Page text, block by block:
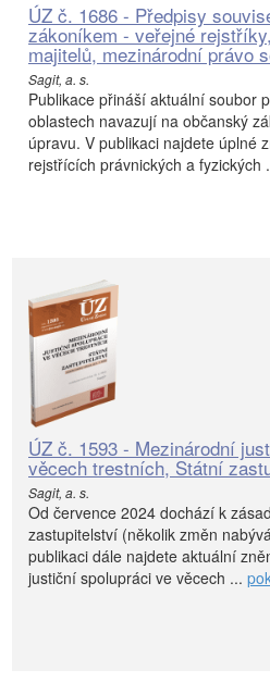
ÚZ č. 1686 - Předpisy
zákoníkem - veřejné
majitelů, mezinárodní právo
Sagit, a. s.
Publikace přináší aktuální soubor
oblastech navazují na občanský
úpravu. V publikaci najdete úplné
rejstřících právnických a fyzických
ÚZ č. 1593 - Mezinárodní
věcech trestních, Státní
Sagit, a. s.
Od července 2024 dochází k
zastupitelství (několik změn
publikaci dále najdete aktuální
justiční spolupráci ve věcech ...